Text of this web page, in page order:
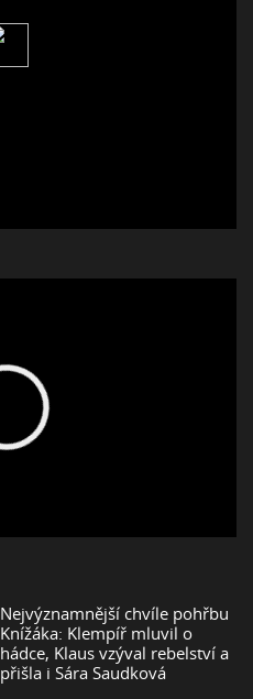
Nejvýznamnější chvíle pohřbu
Knížáka: Klempíř mluvil o
hádce, Klaus vzýval rebelství a
přišla i Sára Saudková